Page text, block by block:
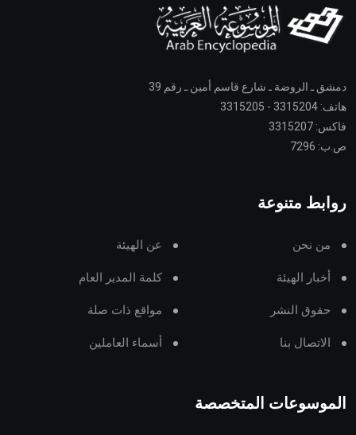
دمشق ـ الروضة ـ شارع قاسم أمين ـ رقم 39
هاتف: 3315204 - 3315205
فاكس: 3315207
ص.ب: 7296
روابط متنوعة
من نحن عن الهيئة
أخبار الهيئة كلمة المدير العام
حقوق النشر مواقع ذات صلة
الاتصال بنا أسماء العاملين
الموسوعات المتخصصة